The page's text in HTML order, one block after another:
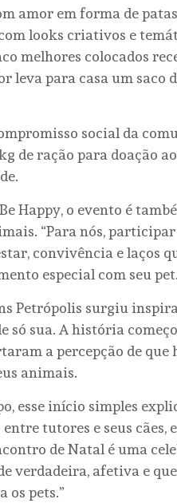
amor em forma de
looks criativos e
melhores colocados
leva para casa um saco
social da
de ração para doação
Happy, o evento é
“Para nós, participar
convivência e laços
especial com seu
Petrópolis surgiu
só sua. A história
a percepção de que
animais.
esse início simples
tutores e seus cães,
de Natal é uma
verdadeira, afetiva e
os pets.”